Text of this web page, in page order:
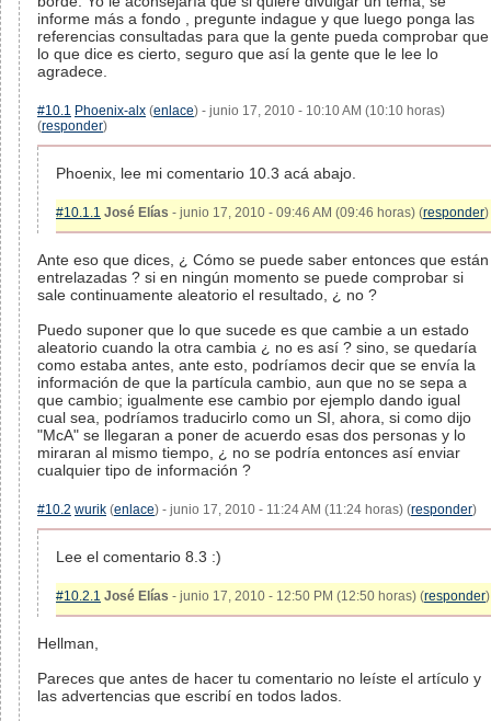
informe más a fondo , pregunte indague y que luego ponga las
referencias consultadas para que la gente pueda comprobar que
lo que dice es cierto, seguro que así la gente que le lee lo
agradece.
#10.1 Phoenix-alx (enlace) - junio 17, 2010 - 10:10 AM (10:10 horas)
(responder)
Phoenix, lee mi comentario 10.3 acá abajo.
#10.1.1 José Elías - junio 17, 2010 - 09:46 AM (09:46 horas) (responder)
Ante eso que dices, ¿ Cómo se puede saber entonces que están
entrelazadas ? si en ningún momento se puede comprobar si
sale continuamente aleatorio el resultado, ¿ no ?
Puedo suponer que lo que sucede es que cambie a un estado
aleatorio cuando la otra cambia ¿ no es así ? sino, se quedaría
como estaba antes, ante esto, podríamos decir que se envía la
información de que la partícula cambio, aun que no se sepa a
que cambio; igualmente ese cambio por ejemplo dando igual
cual sea, podríamos traducirlo como un SI, ahora, si como dijo
"McA" se llegaran a poner de acuerdo esas dos personas y lo
miraran al mismo tiempo, ¿ no se podría entonces así enviar
cualquier tipo de información ?
#10.2 wurik (enlace) - junio 17, 2010 - 11:24 AM (11:24 horas) (responder)
Lee el comentario 8.3 :)
#10.2.1 José Elías - junio 17, 2010 - 12:50 PM (12:50 horas) (responder)
Hellman,
Pareces que antes de hacer tu comentario no leíste el artículo y
las advertencias que escribí en todos lados.